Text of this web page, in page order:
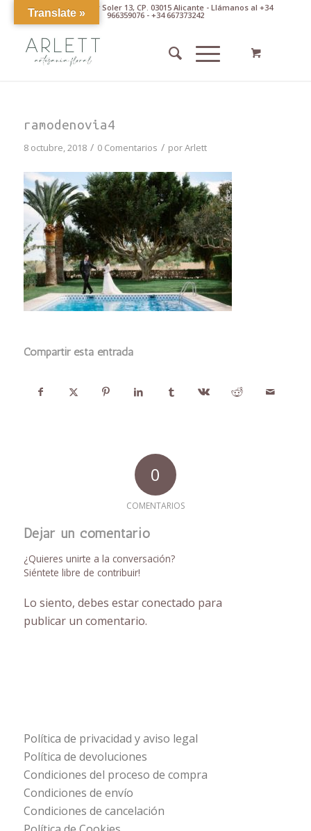
Av. Pintor Xavier Soler 13, CP. 03015 Alicante - Llámanos al +34
966359076 - +34 667373242
ramodenovia4
8 octubre, 2018 / 0 Comentarios / porArlett
Compartir esta entrada
0
COMENTARIOS
Dejar un comentario
¿Quieres unirte a la conversación?
Siéntete libre de contribuir!
Lo siento, debes estarconectado para
publicar un comentario.
Política de privacidad y aviso legal
Política de devoluciones
Condiciones del proceso de compra
Condiciones de envío
Condiciones de cancelación
Translate »